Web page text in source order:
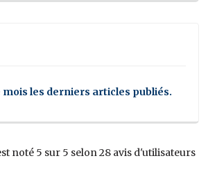
mois les derniers articles publiés.
noté 5 sur 5 selon 28 avis d'utilisateurs